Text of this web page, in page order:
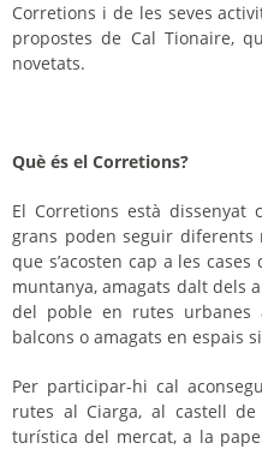
Corretions i de les seves
propostes de Cal Tionaire,
novetats.
Què és el Corretions?
El Corretions està
grans poden seguir
que s’acosten cap a les
muntanya, amagats dalt dels
del poble en rutes urbanes
balcons o amagats en espais
Per participar-hi cal
rutes al Ciarga, al castell de
turística del mercat, a la